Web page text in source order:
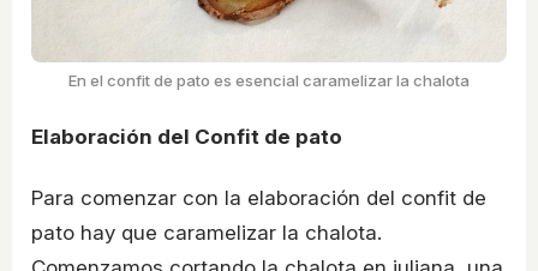
En el confit de pato es esencial caramelizar la chalota
Elaboración del Confit de pato
Para comenzar con la elaboración del confit de
pato hay que caramelizar la chalota.